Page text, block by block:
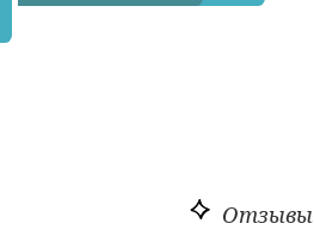
Отзывы